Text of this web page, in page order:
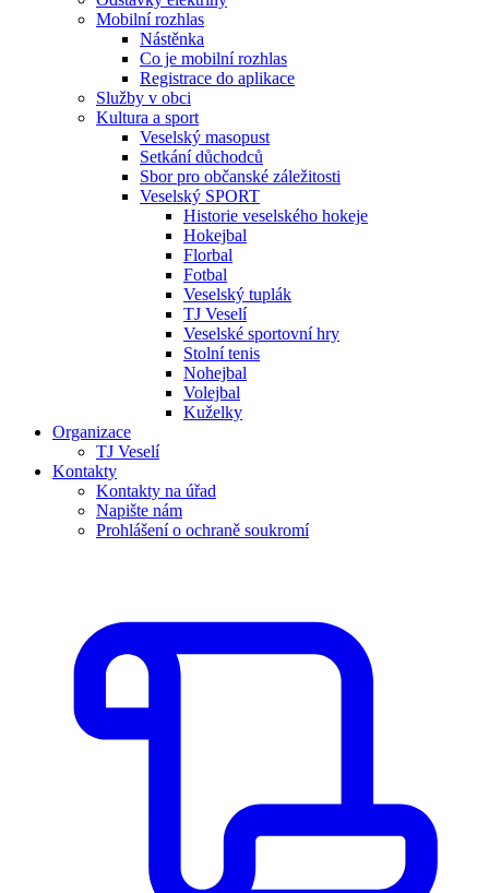
Mobilní rozhlas
Nástěnka
Co je mobilní rozhlas
Registrace do aplikace
Služby v obci
Kultura a sport
Veselský masopust
Setkání důchodců
Sbor pro občanské záležitosti
Veselský SPORT
Historie veselského hokeje
Hokejbal
Florbal
Fotbal
Veselský tuplák
TJ Veselí
Veselské sportovní hry
Stolní tenis
Nohejbal
Volejbal
Kuželky
Organizace
TJ Veselí
Kontakty
Kontakty na úřad
Napište nám
Prohlášení o ochraně soukromí